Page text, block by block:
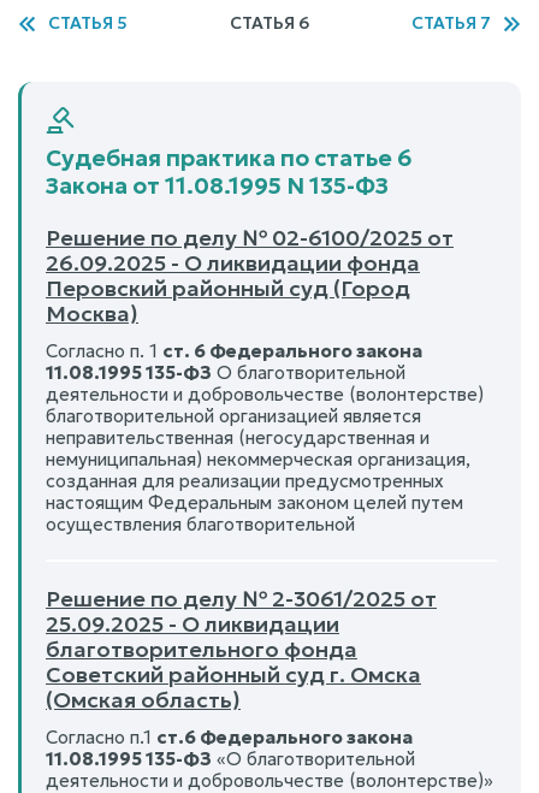
СТАТЬЯ 5 СТАТЬЯ 6 СТАТЬЯ 7
Судебная практика по статье 6
Закона от 11.08.1995 N 135-ФЗ
Решение по делу № 02-6100/2025 от
26.09.2025 - О ликвидации фонда
Перовский районный суд (Город
Москва)
Согласно п. 1 ст. 6 Федерального закона
11.08.1995 135-ФЗ О благотворительной
деятельности и добровольчестве (волонтерстве)
благотворительной организацией является
неправительственная (негосударственная и
немуниципальная) некоммерческая организация,
созданная для реализации предусмотренных
настоящим Федеральным законом целей путем
осуществления благотворительной
Решение по делу № 2-3061/2025 от
25.09.2025 - О ликвидации
благотворительного фонда
Советский районный суд г. Омска
(Омская область)
Согласно п.1 ст.6 Федерального закона
11.08.1995 135-ФЗ «О благотворительной
деятельности и добровольчестве (волонтерстве)»